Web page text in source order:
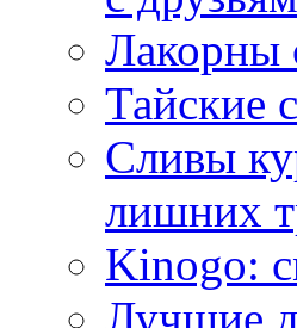
Лакорны
Тайские
Сливы
лишних
Kinogo:
Лучшие